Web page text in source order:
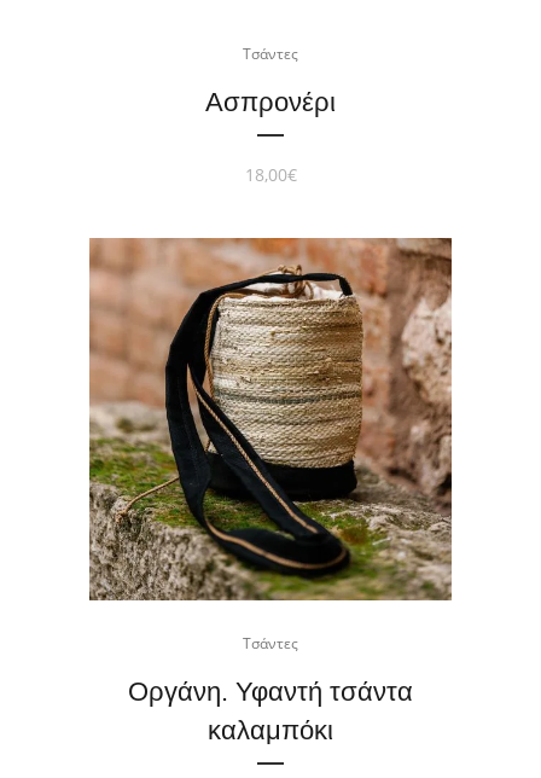
Τσάντες
Ασπρονέρι
18,00€
Τσάντες
Οργάνη. Υφαντή τσάντα
καλαμπόκι